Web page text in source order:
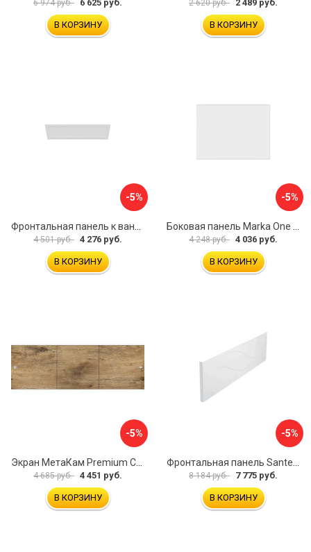
6 974 руб. 6 625 руб.
В КОРЗИНУ
2 620 руб. 2 489 руб.
В КОРЗИНУ
-5%
4 501 руб. 4 276 руб.
В КОРЗИНУ
-5%
4 248 руб. 4 036 руб.
В КОРЗИНУ
-5%
Экран МетаКам Premium Collection 4650208860133
4 685 руб. 4 451 руб.
В КОРЗИНУ
-5%
Фронтальная панель Santek МОНАКО 1.WH50.1.568 00000072706
8 184 руб. 7 775 руб.
В КОРЗИНУ